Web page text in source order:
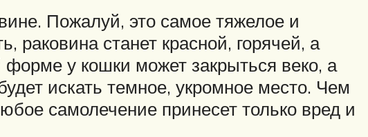
Пожалуй, это самое тяжелое и
раковина станет красной, горячей, а
у кошки может закрыться веко, а
искать темное, укромное место. Чем
самолечение принесет только вред и